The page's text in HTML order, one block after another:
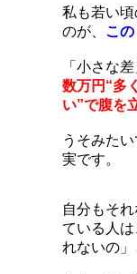
私も若い
のが、 この
「小さな
数万円“多
い”で腹を
うそみた
実です。
自分もそ
ている人
れないの」